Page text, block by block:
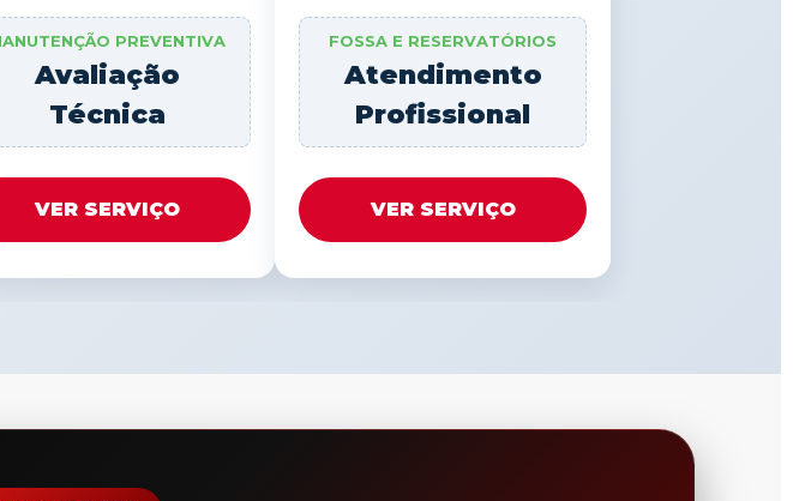
PREVENTIVA
Avaliação
Técnica
VER SERVIÇO
FOSSA E RESERVATÓRIOS
Atendimento
Profissional
VER SERVIÇO